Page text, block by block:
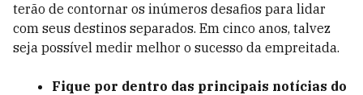
terão de contornar os inúmeros desafios para lidar
com seus destinos separados. Em cinco anos, talvez
seja possível medir melhor o sucesso da empreitada.
Fique por dentro das principais notícias do